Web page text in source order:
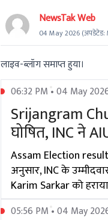
NewsTak Web
04 May 2026(अपडेटेड:
लाइव-ब्लॉग समाप्त हुया।
06:32 PM • 04 May
Srijangram
घोषित, INC ने
Assam Election
अनुसार, INC के
Karim Sarkar को
05:56 PM • 04 May